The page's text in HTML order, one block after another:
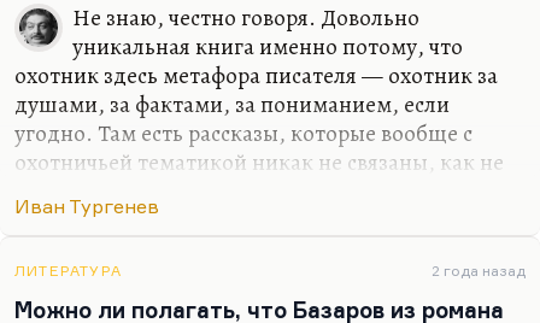
Не знаю, честно говоря. Довольно
уникальная книга именно потому, что
охотник здесь метафора писателя — охотник за
душами, за фактами, за пониманием, если
угодно. Там есть рассказы, которые вообще с
охотничьей тематикой никак не связаны, как не
Например, «Живые мощи» или «Сельский врач».
Кафки с «Сельским врачом» Тургенева. А так-то, в
принципе, не думаю, что есть какое-то сходство
Иван Тургенев
ЛИТЕРАТУРА 2 года назад
Можно ли полагать, что Базаров из романа